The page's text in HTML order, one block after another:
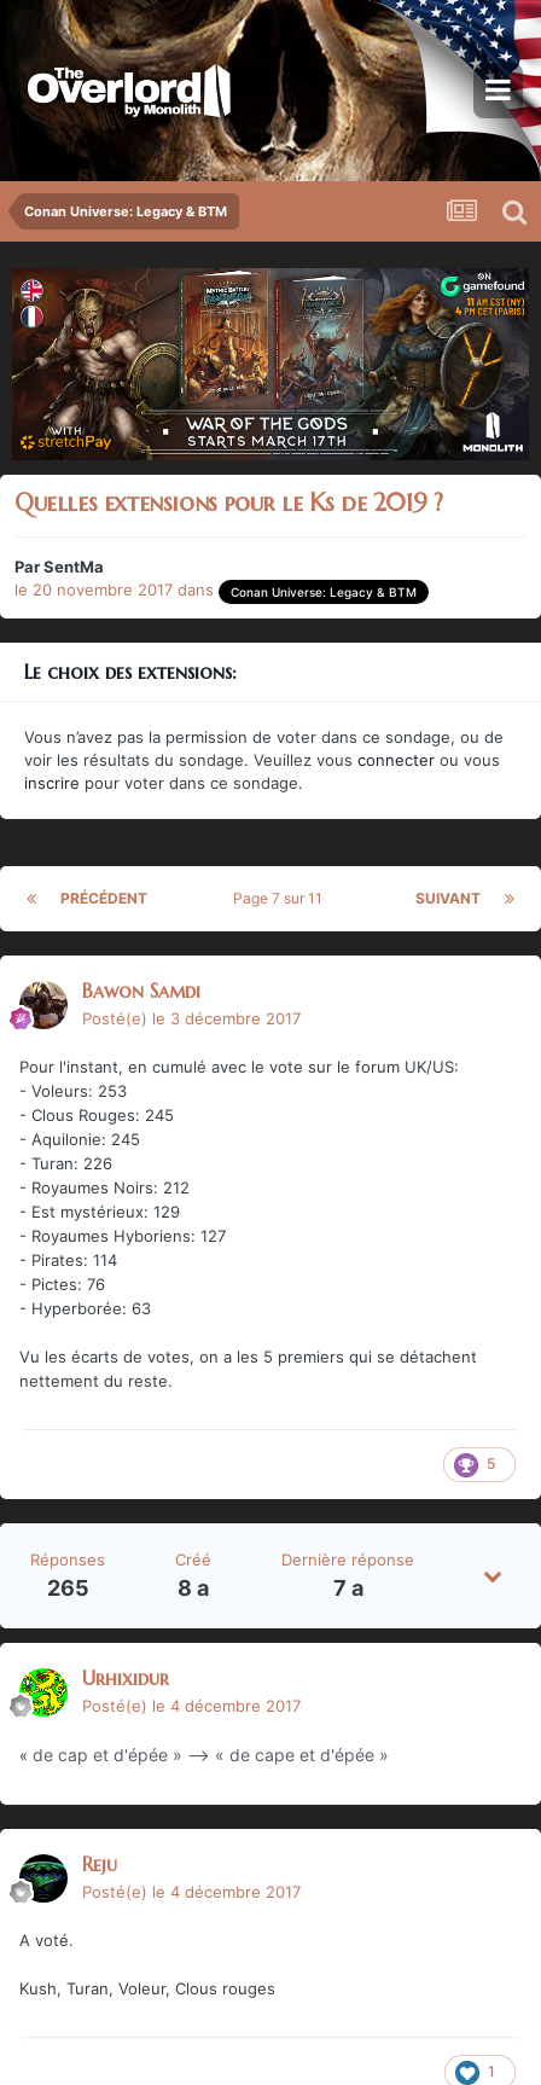
Conan Universe: Legacy & BTM
Quelles extensions pour le Ks de 2019 ?
ParSentMa
le 20 novembre 2017 dans Conan Universe: Legacy & BTM
Le choix des extensions:
Vous n’avez pas la permission de voter dans ce sondage, ou de
voir les résultats du sondage. Veuillez vous connecter ou vous
inscrire pour voter dans ce sondage.
PRÉCÉDENT SUIVANT
Page 7 sur 11
Bawon Samdi
Posté(e) le 3 décembre 2017
Pour l'instant, en cumulé avec le vote sur le forum UK/US:
- Voleurs: 253
- Clous Rouges: 245
- Aquilonie: 245
- Turan: 226
- Royaumes Noirs: 212
- Est mystérieux: 129
- Royaumes Hyboriens: 127
- Pirates: 114
- Pictes: 76
- Hyperborée: 63
Vu les écarts de votes, on a les 5 premiers qui se détachent
nettement du reste.
5
Réponses
265
Créé
8 a
Dernière réponse
7 a
Urhixidur
Posté(e) le 4 décembre 2017
« de cap et d'épée » --> « de cape et d'épée »
Reju
Posté(e) le 4 décembre 2017
A voté.
Kush, Turan, Voleur, Clous rouges
1